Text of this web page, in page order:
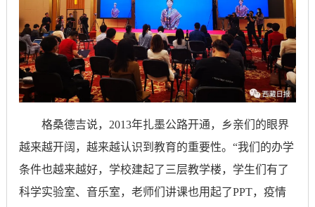
格桑德吉说，2013年扎墨公路开通，乡亲们的眼界
越来越开阔，越来越认识到教育的重要性。“我们的办学
条件也越来越好，学校建起了三层教学楼，学生们有了
科学实验室、音乐室，老师们讲课也用起了PPT，疫情